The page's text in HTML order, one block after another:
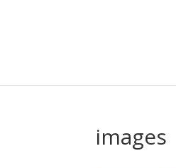
images